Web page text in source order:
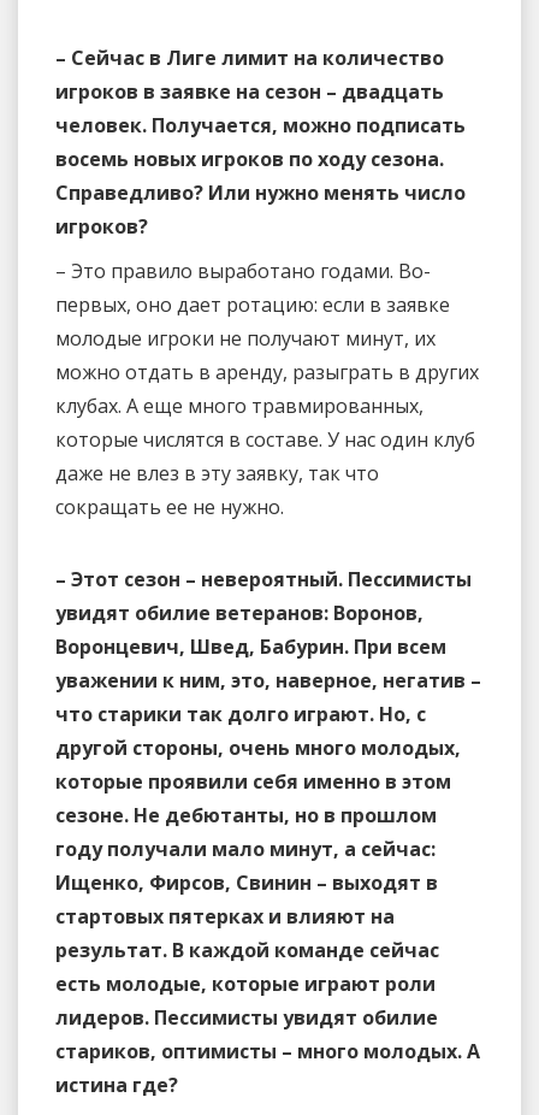
– Сейчас в Лиге лимит на количество
игроков в заявке на сезон – двадцать
человек. Получается, можно подписать
восемь новых игроков по ходу сезона.
Справедливо? Или нужно менять число
игроков?
– Это правило выработано годами. Во-
первых, оно дает ротацию: если в заявке
молодые игроки не получают минут, их
можно отдать в аренду, разыграть в других
клубах. А еще много травмированных,
которые числятся в составе. У нас один клуб
даже не влез в эту заявку, так что
сокращать ее не нужно.
– Этот сезон – невероятный. Пессимисты
увидят обилие ветеранов: Воронов,
Воронцевич, Швед, Бабурин. При всем
уважении к ним, это, наверное, негатив –
что старики так долго играют. Но, с
другой стороны, очень много молодых,
которые проявили себя именно в этом
сезоне. Не дебютанты, но в прошлом
году получали мало минут, а сейчас:
Ищенко, Фирсов, Свинин – выходят в
стартовых пятерках и влияют на
результат. В каждой команде сейчас
есть молодые, которые играют роли
лидеров. Пессимисты увидят обилие
стариков, оптимисты – много молодых. А
истина где?